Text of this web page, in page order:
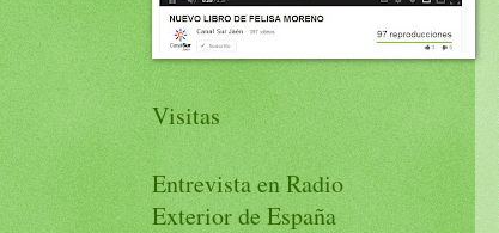
Visitas
Entrevista en Radio
Exterior de España